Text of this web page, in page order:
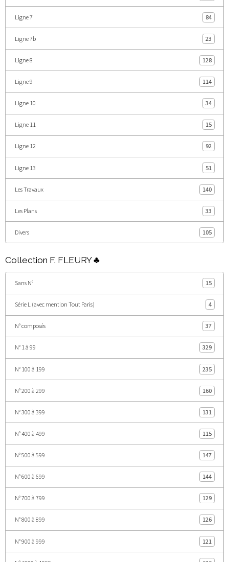
Ligne 7 84
Ligne 7b 23
Ligne 8 128
Ligne 9 114
Ligne 10 34
Ligne 11 15
Ligne 12 92
Ligne 13 51
Les Travaux 140
Les Plans 33
Divers 105
Collection F. FLEURY ♣
Sans N° 15
Série L (avec mention Tout Paris) 4
N° composés 37
N° 1 à 99 329
N° 100 à 199 235
N° 200 à 299 160
N° 300 à 399 131
N° 400 à 499 115
N° 500 à 599 147
N° 600 à 699 144
N° 700 à 799 129
N° 800 à 899 126
N° 900 à 999 121